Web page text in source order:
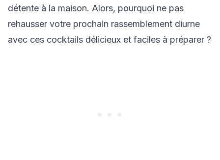
détente à la maison. Alors, pourquoi ne pas
rehausser votre prochain rassemblement diurne
avec ces cocktails délicieux et faciles à préparer ?